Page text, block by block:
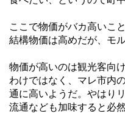
ここで物価がバカ高いこ
結構物価は高めだが、モ
物価が高いのは観光客向
わけではなく、マレ市内
通に高いようだ。やはり
流通なども加味すると必